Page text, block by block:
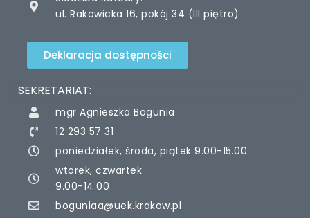
ul. Rakowicka 16, pokój 34 (III piętro)
Deklaracja dostępności
SEKRETARIAT:
mgr Agnieszka Bogunia
12 293 57 31
poniedziałek, środa, piątek 9.00-15.00
wtorek, czwartek
9.00-14.00
boguniaa@uek.krakow.pl